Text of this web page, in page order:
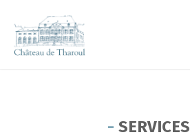
SERVICES